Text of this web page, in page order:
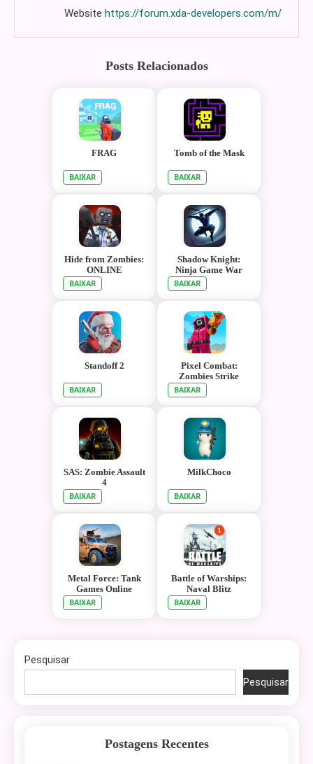
Website https://forum.xda-developers.com/m/
Posts Relacionados
FRAG
BAIXAR
Tomb of the Mask
BAIXAR
Hide from Zombies:
ONLINE
BAIXAR
Shadow Knight:
Ninja Game War
BAIXAR
Standoff 2
BAIXAR
Pixel Combat:
Zombies Strike
BAIXAR
SAS: Zombie Assault
4
BAIXAR
MilkChoco
BAIXAR
Metal Force: Tank
Games Online
BAIXAR
Battle of Warships:
Naval Blitz
BAIXAR
Pesquisar
Pesquisar
Postagens Recentes